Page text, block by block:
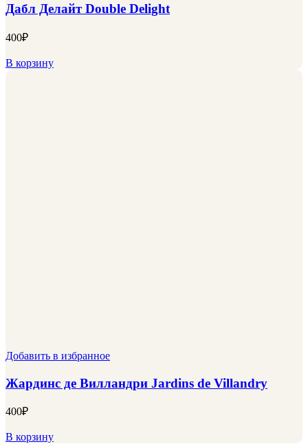
Дабл Делайт Double Delight
400₽
В корзину
Добавить в избранное
Жардинс де Вилландри Jardins de Villandry
400₽
В корзину